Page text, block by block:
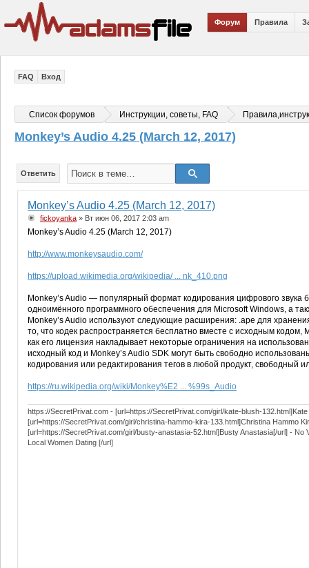
Форум Правила
FAQ Вход
Список форумов Инструкции, советы, FAQ
Monkey’s Audio 4.25 (March 12, 2017)
Ответить
Monkey’s Audio 4.25 (March 12, 2017)
fickoyanka » Вт июн 06, 2017 2:03 am
Monkey’s Audio 4.25 (March 12, 2017)
http://www.monkeysaudio.com/
https://upload.wikimedia.org/wikipedia/ ... nk_410.png
Monkey’s Audio — популярный формат кодирования цифрового звука
одноимённого программного обеспечения для Microsoft Windows, а
Monkey’s Audio используют следующие расширения: .ape для
то, что кодек распространяется бесплатно вместе с исходным
как его лицензия накладывает некоторые ограничения на
исходный код и Monkey’s Audio SDK могут быть свободно
кодирования или редактирования тегов в любой продукт, свободный
https://ru.wikipedia.org/wiki/Monkey%E2 ... %99s_Audio
https://SecretPrivat.com - [url=https://SecretPrivat.com/girl/kate-blush-
[url=https://SecretPrivat.com/girl/christina-hammo-kira-133.html]Christina Hammo
[url=https://SecretPrivat.com/girl/busty-anastasia-52.html]Busty Anastasia[/url] -
Local Women Dating [/url]